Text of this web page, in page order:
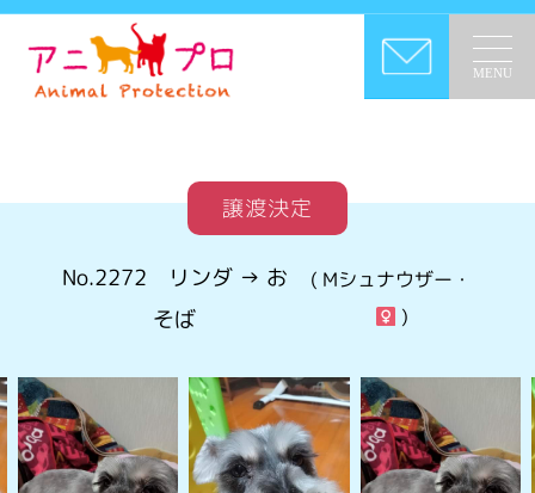
MENU
No.2272
リンダ → お
そば
( Mシュナウザー・
)
譲渡決定